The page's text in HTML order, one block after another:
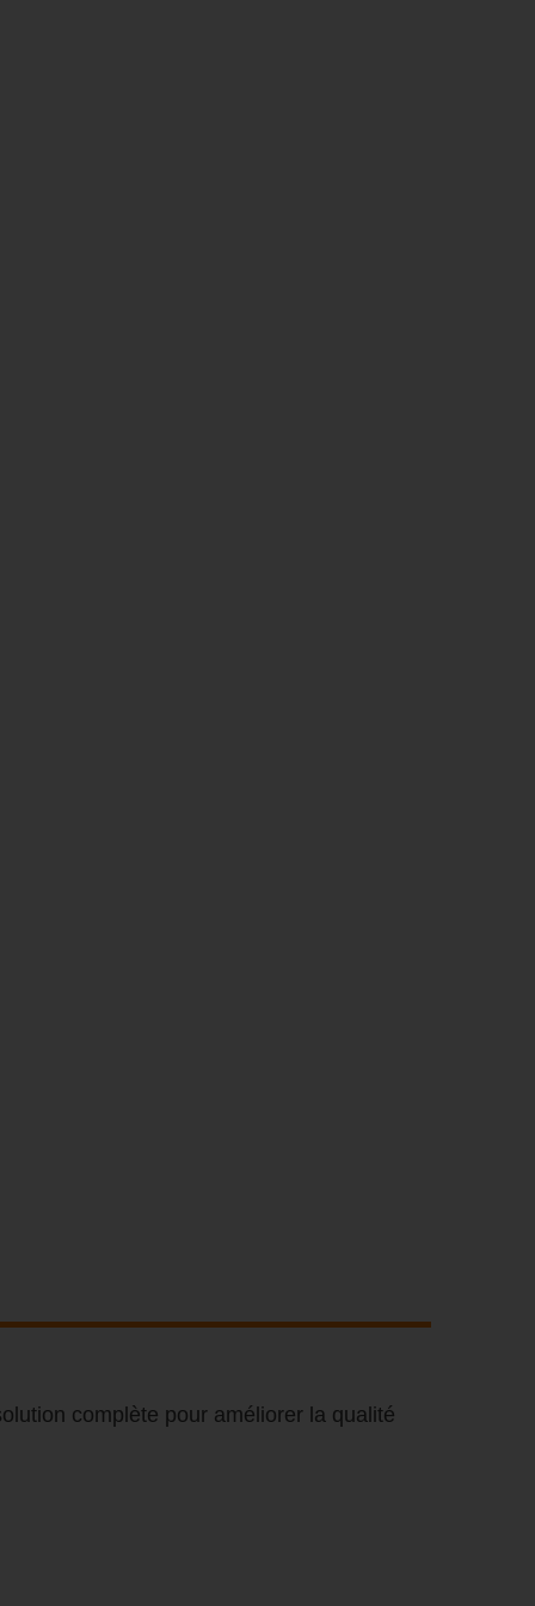
complète pour améliorer la qualité